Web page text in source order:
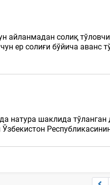
айланмадан солиқ
ер солиғи бўйича аванс
натура шаклида